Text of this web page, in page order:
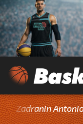
Antonio Sikirić